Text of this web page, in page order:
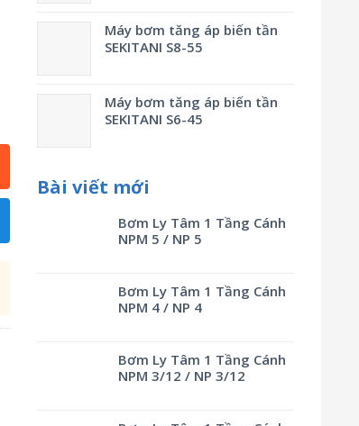
Máy bơm tăng áp biến tần
SEKITANI S8-55
Máy bơm tăng áp biến tần
SEKITANI S6-45
Bài viết mới
Bơm Ly Tâm 1 Tầng Cánh
NPM 5 / NP 5
Bơm Ly Tâm 1 Tầng Cánh
NPM 4 / NP 4
Bơm Ly Tâm 1 Tầng Cánh
NPM 3/12 / NP 3/12